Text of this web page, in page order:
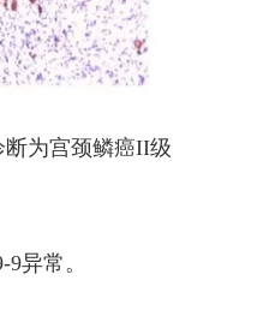
断为宫颈鳞癌II级
9异常。